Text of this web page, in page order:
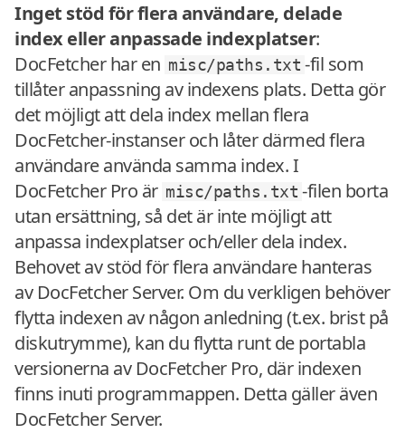
Inget stöd för flera användare, delade
index eller anpassade indexplatser:
DocFetcher har en misc/paths.txt -fil som
tillåter anpassning av indexens plats. Detta gör
det möjligt att dela index mellan flera
DocFetcher-instanser och låter därmed flera
användare använda samma index. I
DocFetcher Pro är misc/paths.txt -filen borta
utan ersättning, så det är inte möjligt att
anpassa indexplatser och/eller dela index.
Behovet av stöd för flera användare hanteras
av DocFetcher Server. Om du verkligen behöver
flytta indexen av någon anledning (t.ex. brist på
diskutrymme), kan du flytta runt de portabla
versionerna av DocFetcher Pro, där indexen
finns inuti programmappen. Detta gäller även
DocFetcher Server.